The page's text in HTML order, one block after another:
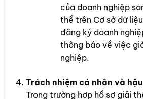
của doanh nghiệp
thể trên Cơ sở dữ
đăng ký doanh
thông báo về việc
nghiệp.
Trách nhiệm cá nhân và
Trong trường hợp hồ sơ giải